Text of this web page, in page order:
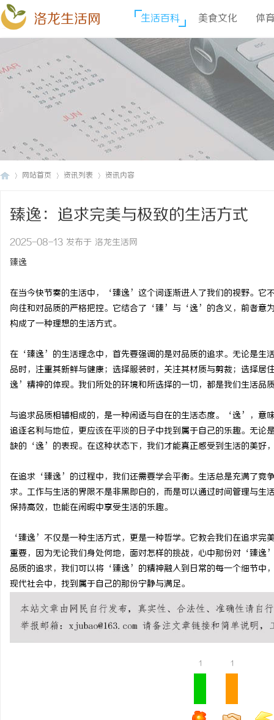
洛龙生活网 生活百科 美食文化 体
网站首页 资讯列表 资讯内容
臻逸：追求完美与极致的生活方式
2025-08-13 发布于 洛龙生活网
臻逸
在当今快节奏的生活中，‘臻逸’这个词逐渐进入了我们的视野。它
向往和对品质的严格把控。它结合了‘臻’与‘逸’的含义，前者意
构成了一种理想的生活方式。
在‘臻逸’的生活理念中，首先要强调的是对品质的追求。无论是生
品时，注重其新鲜与健康；选择服装时，关注其材质与剪裁；选择
逸’精神的体现。我们所处的环境和所选择的一切，都是我们生活品
与追求品质相辅相成的，是一种闲适与自在的生活态度。‘逸’，意
追逐名利与地位，更应该在平淡的日子中找到属于自己的乐趣。无
缺的‘逸’的表现。在这种状态下，我们才能真正感受到生活的美好
在追求‘臻逸’的过程中，我们还需要学会平衡。生活总是充满了竞
求。工作与生活的界限不是非黑即白的，而是可以通过时间管理与
保持高效，也能在闲暇中享受生活的乐趣。
‘臻逸’不仅是一种生活方式，更是一种哲学。它教会我们在追求完
重要，因为无论我们身处何地，面对怎样的挑战，心中那份对‘臻
品质的追求，我们可以将‘臻逸’的精神融入到日常的每一个细节中
现代社会中，找到属于自己的那份宁静与满足。
1 1
3d激光内雕机：精密雕